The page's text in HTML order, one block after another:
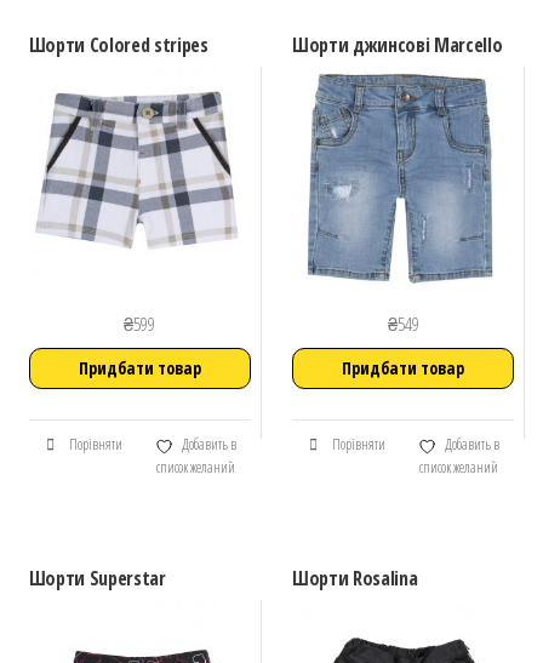
Шорти Colored stripes
₴599
Придбати товар
Порівняти
Добавить в
список желаний
Шорти джинсові Marcello
₴549
Придбати товар
Порівняти
Добавить в
список желаний
Шорти Superstar Шорти Rosalina